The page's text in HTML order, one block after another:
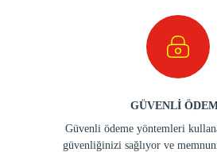
GÜVENLİ
Güvenli ödeme yöntemleri
güvenliğinizi sağlıyor ve